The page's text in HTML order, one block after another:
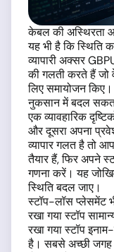
केबल की अस्थिरता
यह भी है कि स्थिति
व्यापारी अक्सर
की गलती करते हैं जो
लिए समायोजन
नुकसान में बदल
एक व्यावहारिक
और दूसरा अपना
व्यापार गलत है तो
तैयार हैं, फिर अपने
गणना करें। यह
स्थिति बदल जाए।
स्टॉप-लॉस प्लेसमेंट
रखा गया स्टॉप
रखा गया स्टॉप
है। सबसे अच्छी जगह